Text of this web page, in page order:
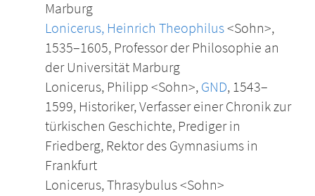
Marburg
Lonicerus, Heinrich Theophilus<Sohn>,
1535–1605, Professor der Philosophie an
der Universität Marburg
Lonicerus, Philipp <Sohn>, GND, 1543–
1599, Historiker, Verfasser einer Chronik zur
türkischen Geschichte, Prediger in
Friedberg, Rektor des Gymnasiums in
Frankfurt
Lonicerus, Thrasybulus <Sohn>